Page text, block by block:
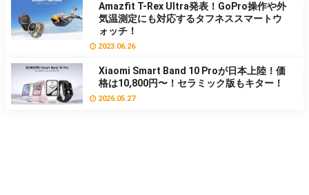
Amazfit T-Rex Ultra発表！GoPro操作や外
気温測定にも対応するタフネススマートウ
ォッチ！
2023.06.26
Xiaomi Smart Band 10 Proが日本上陸！価
格は10,800円〜！セラミック版もキター！
2026.05.27